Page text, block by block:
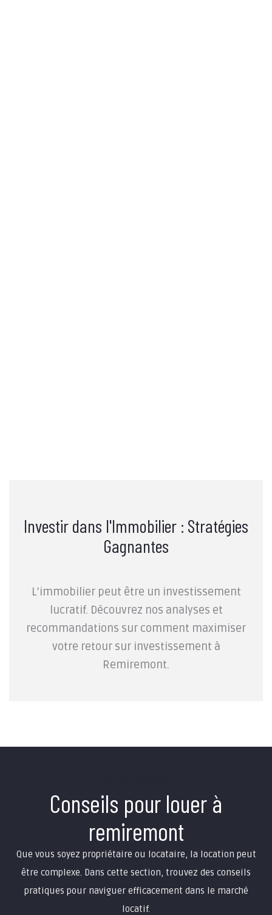
Investir dans l'Immobilier : Stratégies
Gagnantes
L’immobilier peut être un investissement
lucratif. Découvrez nos analyses et
recommandations sur comment maximiser
votre retour sur investissement à
Remiremont.
Conseils pour louer à
remiremont
Que vous soyez propriétaire ou locataire, la location peut
être complexe. Dans cette section, trouvez des conseils
pratiques pour naviguer efficacement dans le marché
locatif.